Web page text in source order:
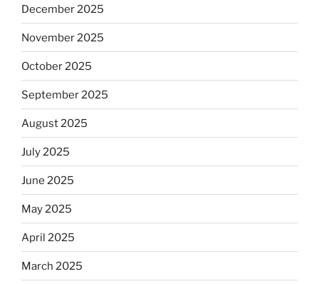
December 2025
November 2025
October 2025
September 2025
August 2025
July 2025
June 2025
May 2025
April 2025
March 2025